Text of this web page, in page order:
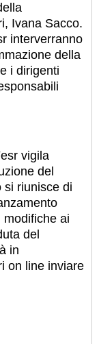
Ivana Sacco.
interverranno
della
i dirigenti
vigila
del
si riunisce di
ai
del
in
on line inviare